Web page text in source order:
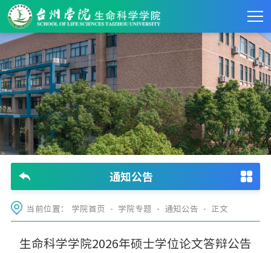
通知公告
当前位置： 学院首页 - 学院专题 - 通知公告 - 正文
生命科学学院2026年硕士学位论文答辩公告